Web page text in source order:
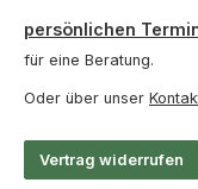
persönlichen
für eine Beratung.
Oder über unser
Vertrag widerrufen